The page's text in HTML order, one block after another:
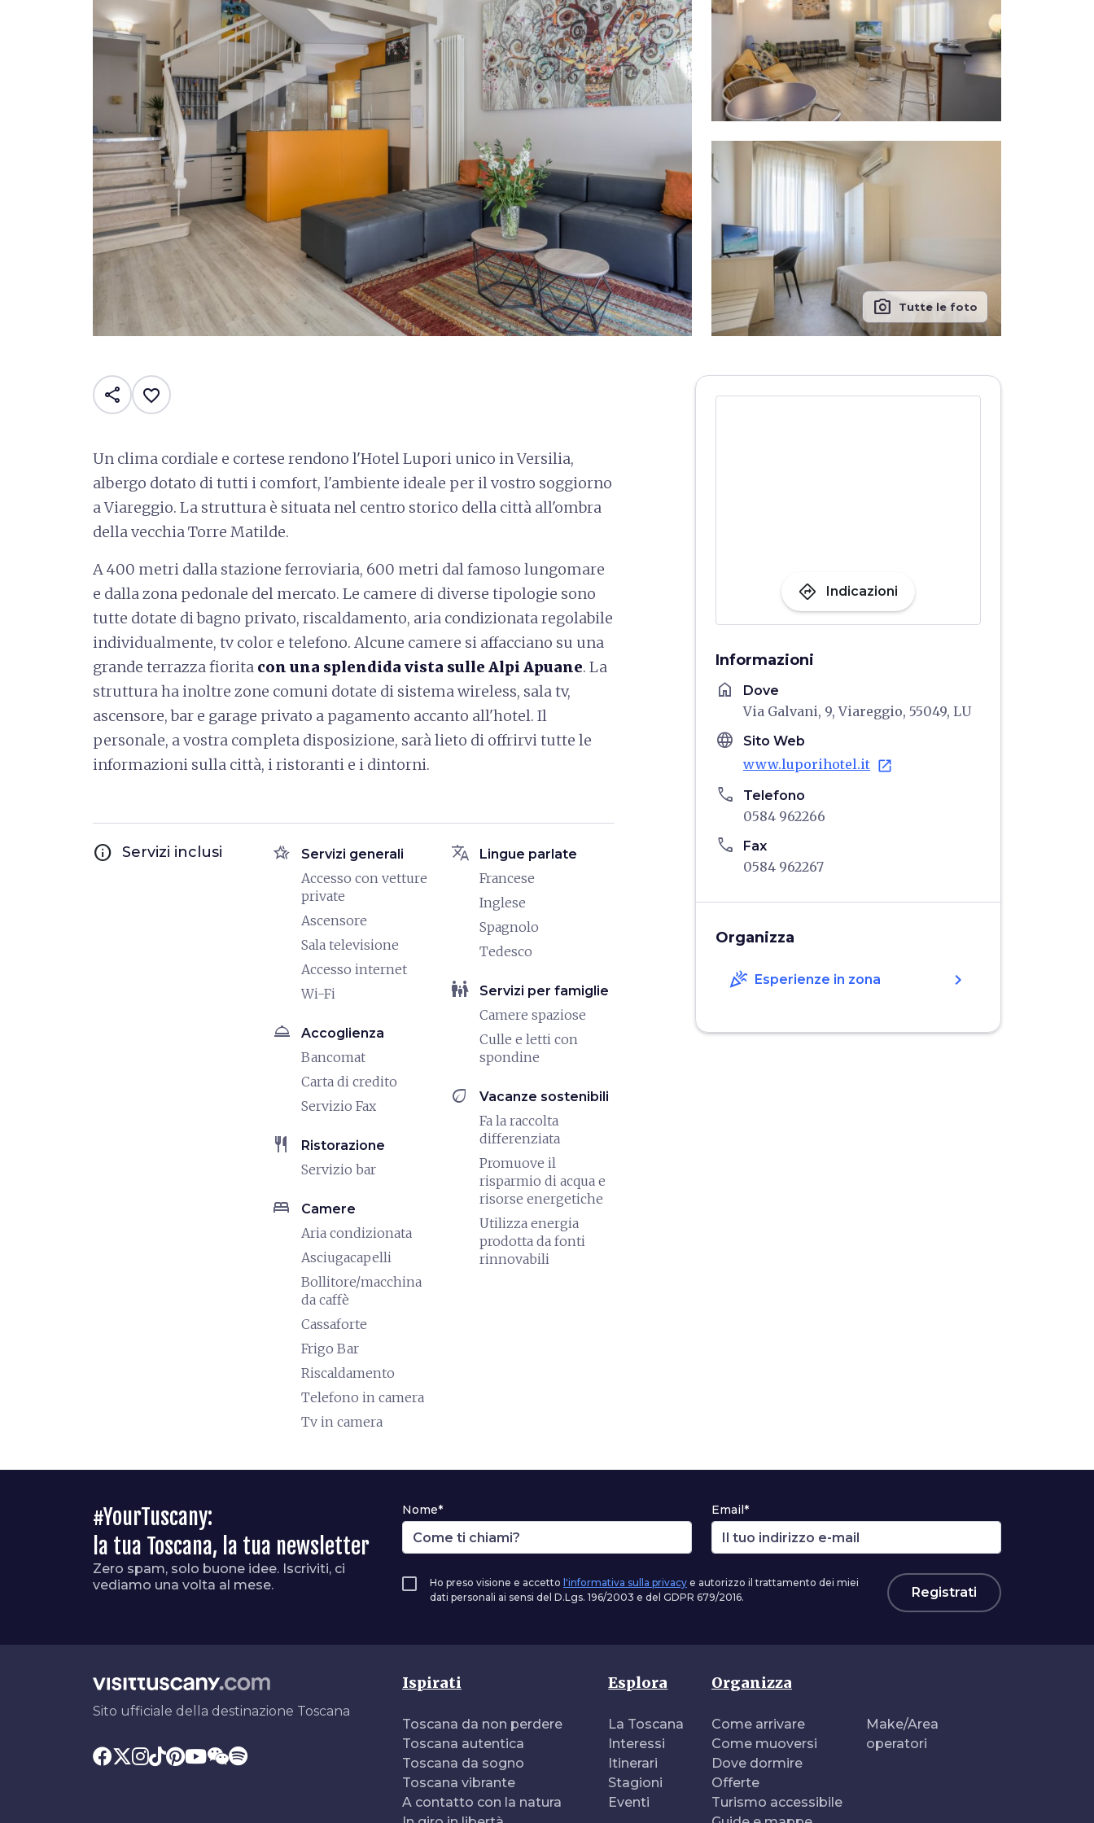
photo_camera Tutte le foto
share favorite_border
Un clima cordiale e cortese rendono l'Hotel Lupori unico in Versilia,
albergo dotato di tutti i comfort, l'ambiente ideale per il vostro soggiorno
a Viareggio. La struttura è situata nel centro storico della città all'ombra
della vecchia Torre Matilde.
A 400 metri dalla stazione ferroviaria, 600 metri dal famoso lungomare
e dalla zona pedonale del mercato. Le camere di diverse tipologie sono
tutte dotate di bagno privato, riscaldamento, aria condizionata regolabile
individualmente, tv color e telefono. Alcune camere si affacciano su una
grande terrazza fiorita con una splendida vista sulle Alpi Apuane. La
struttura ha inoltre zone comuni dotate di sistema wireless, sala tv,
ascensore, bar e garage privato a pagamento accanto all'hotel. Il
personale, a vostra completa disposizione, sarà lieto di offrirvi tutte le
informazioni sulla città, i ristoranti e i dintorni.
info Servizi inclusi hotel_class Servizi generali
Accesso con vetture
private
Ascensore
Sala televisione
Accesso internet
Wi-Fi
room_service Accoglienza
Bancomat
Carta di credito
Servizio Fax
restaurant Ristorazione
Servizio bar
bed Camere
Aria condizionata
Asciugacapelli
Bollitore/macchina
da caffè
Cassaforte
Frigo Bar
Riscaldamento
Telefono in camera
Tv in camera
translate Lingue parlate
Francese
Inglese
Spagnolo
Tedesco
family_restroom Servizi per famiglie
Camere spaziose
Culle e letti con
spondine
eco Vacanze sostenibili
Fa la raccolta
differenziata
Promuove il
risparmio di acqua e
risorse energetiche
Utilizza energia
prodotta da fonti
rinnovabili
directions Indicazioni
Informazioni
home Dove
Via Galvani, 9, Viareggio, 55049, LU
language Sito Web
www.luporihotel.it open_in_new
phone Telefono
0584 962266
phone Fax
0584 962267
Organizza
celebration Esperienze in zona chevron_right
#YourTuscany:
la tua Toscana, la tua newsletter
Zero spam, solo buone idee. Iscriviti, ci
vediamo una volta al mese.
Nome* Email*
Ho preso visione e accetto l'informativa sulla privacy e autorizzo il trattamento dei miei
dati personali ai sensi del D.Lgs. 196/2003 e del GDPR 679/2016.
Registrati
Sito ufficiale della destinazione Toscana
Ispirati
Toscana da non perdere
Toscana autentica
Toscana da sogno
Toscana vibrante
A contatto con la natura
Esplora
La Toscana
Interessi
Itinerari
Stagioni
Eventi
Organizza
Come arrivare
Come muoversi
Dove dormire
Offerte
Turismo accessibile
Make/Area
operatori